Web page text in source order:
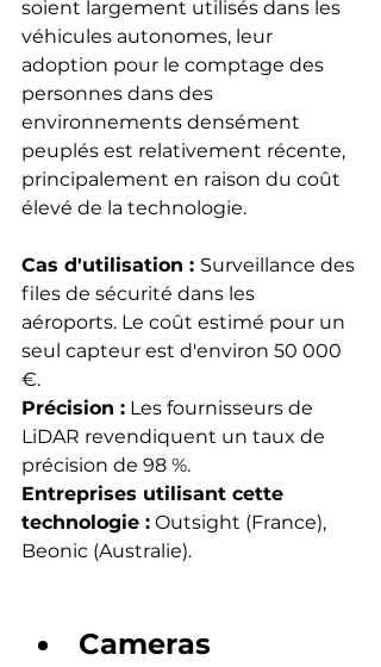
soient largement utilisés dans les
véhicules autonomes, leur
adoption pour le comptage des
personnes dans des
environnements densément
peuplés est relativement récente,
principalement en raison du coût
élevé de la technologie.
Cas d'utilisation : Surveillance des
files de sécurité dans les
aéroports. Le coût estimé pour un
seul capteur est d'environ 50 000
€.
Précision : Les fournisseurs de
LiDAR revendiquent un taux de
précision de 98 %.
Entreprises utilisant cette
technologie : Outsight (France),
Beonic (Australie).
Cameras